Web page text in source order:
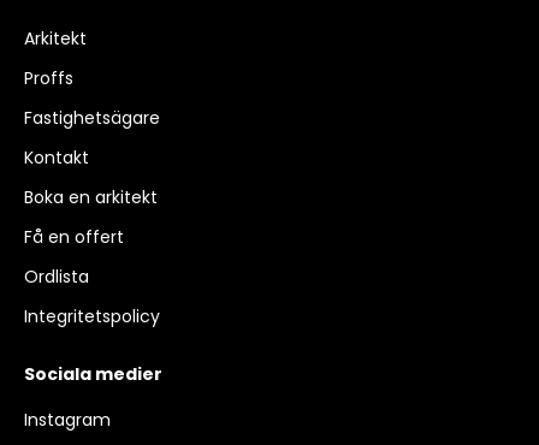
Arkitekt
Proffs
Fastighetsägare
Kontakt
Boka en arkitekt
Få en offert
Ordlista
Integritetspolicy
Sociala medier
Instagram